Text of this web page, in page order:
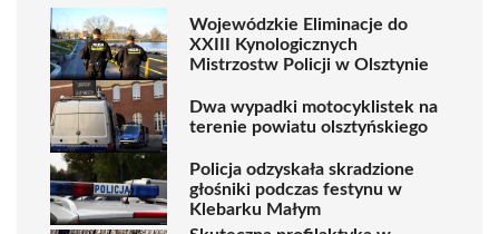
Wojewódzkie Eliminacje do
XXIII Kynologicznych
Mistrzostw Policji w Olsztynie
Dwa wypadki motocyklistek na
terenie powiatu olsztyńskiego
Policja odzyskała skradzione
głośniki podczas festynu w
Klebarku Małym